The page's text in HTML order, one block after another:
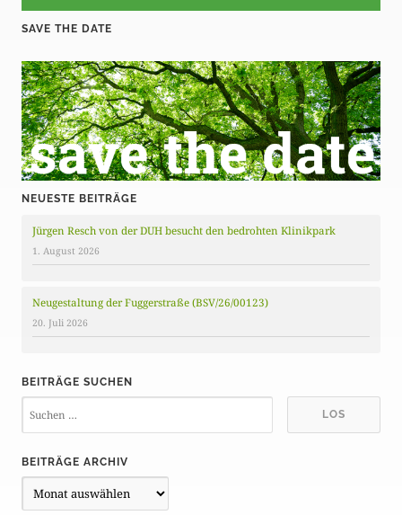
SAVE THE DATE
NEUESTE BEITRÄGE
Jürgen Resch von der DUH besucht den bedrohten Klinikpark
1. August 2026
Neugestaltung der Fuggerstraße (BSV/26/00123)
20. Juli 2026
BEITRÄGE SUCHEN
BEITRÄGE ARCHIV
e